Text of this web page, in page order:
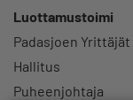
Luottamustoimi
Padasjoen Yrittäjät
Hallitus
Puheenjohtaja